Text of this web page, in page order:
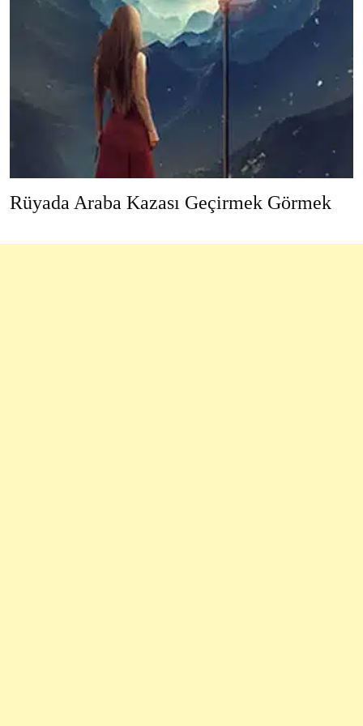
Rüyada Araba Kazası Geçirmek Görmek